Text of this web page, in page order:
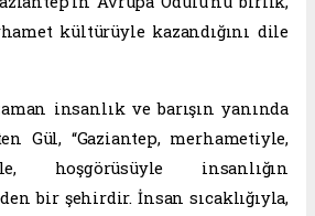
kültürüyle kazandığını dile
insanlık ve barışın yanında
Gül, “Gaziantep, merhametiyle,
hoşgörüsüyle insanlığın
bir şehirdir. İnsan sıcaklığıyla,